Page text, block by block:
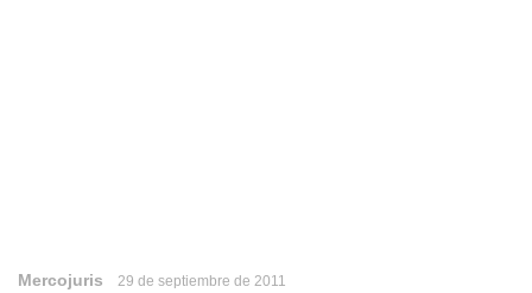
Mercojuris 29 de septiembre de 2011